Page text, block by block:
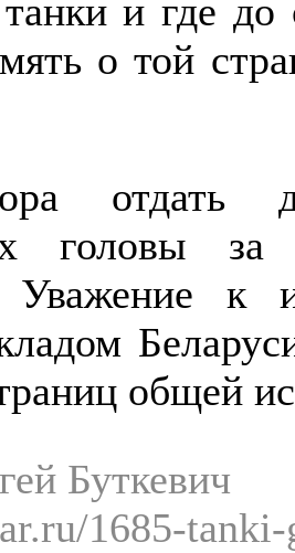
танки и где
о той
отдать
головы
Уважение
общей
Буткевич
1685-